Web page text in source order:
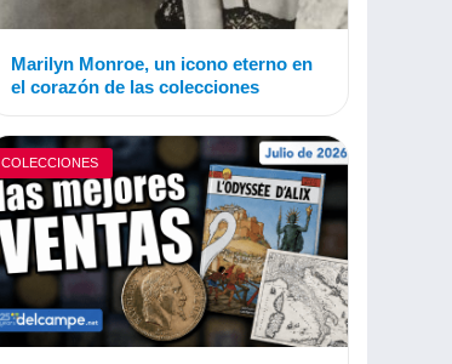
Marilyn Monroe, un icono eterno en
el corazón de las colecciones
COLECCIONES